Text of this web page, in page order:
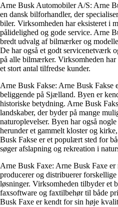
Arne Busk Automobiler A/S: Arne
en dansk bilforhandler, der
biler. Virksomheden har eksisteret i
pålidelighed og gode service. Arne
bredt udvalg af bilmærker og
De har også et godt servicenetværk
på alle bilmærker. Virksomheden
et stort antal tilfredse kunder.
Arne Busk Fakse: Arne Busk Fakse
beliggende på Sjælland. Byen er
historiske betydning. Arne Busk
landskaber, der byder på mange
naturoplevelser. Byen har også
herunder et gammelt kloster og
Busk Fakse er et populært sted for
søger afslapning og rekreation i
Arne Busk Faxe: Arne Busk Faxe er
producerer og distribuerer
løsninger. Virksomheden tilbyder et
faxsoftware og faxtilbehør til både
Busk Faxe er kendt for sin høje